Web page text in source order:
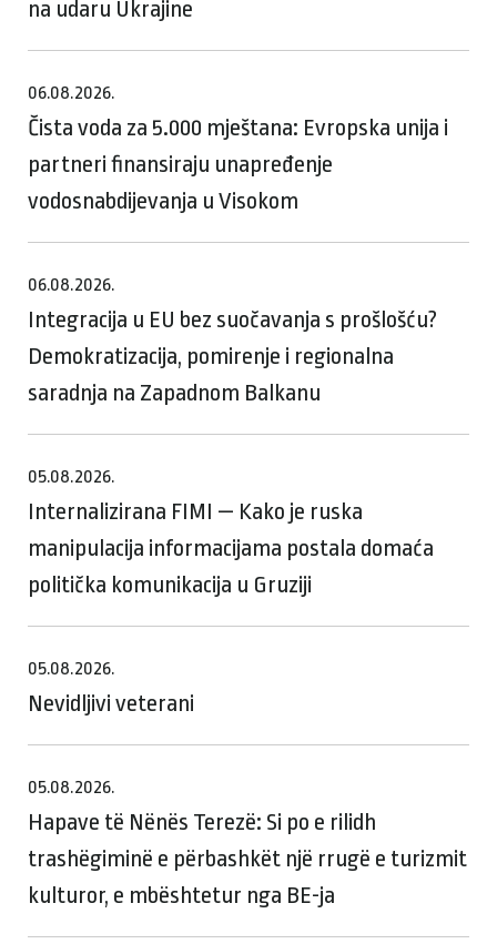
na udaru Ukrajine
06.08.2026.
Čista voda za 5.000 mještana: Evropska unija i
partneri finansiraju unapređenje
vodosnabdijevanja u Visokom
06.08.2026.
Integracija u EU bez suočavanja s prošlošću?
Demokratizacija, pomirenje i regionalna
saradnja na Zapadnom Balkanu
05.08.2026.
Internalizirana FIMI — Kako je ruska
manipulacija informacijama postala domaća
politička komunikacija u Gruziji
05.08.2026.
Nevidljivi veterani
05.08.2026.
Hapave të Nënës Terezë: Si po e rilidh
trashëgiminë e përbashkët një rrugë e turizmit
kulturor, e mbështetur nga BE-ja